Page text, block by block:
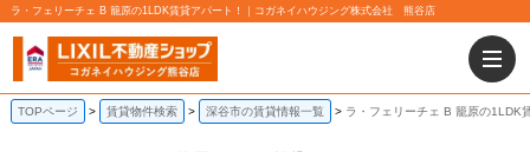
ラ・フェリーチェ B 籠原の1LDK賃貸アパート！｜コガネイハウジング株式会社 熊谷店
TOPページ 賃貸物件検索 深谷市の賃貸情報一覧 ラ・フェリーチェ B 籠原の1LDK